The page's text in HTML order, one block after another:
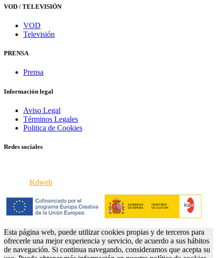
VOD / TELEVISIÓN
VOD
Televisión
PRENSA
Prensa
Información legal
Aviso Legal
Términos Legales
Politica de Cookies
Redes sociales
Kdweb
Esta página web, puede utilizar cookies propias y de terceros para
ofrecerle una mejor experiencia y servicio, de acuerdo a sus hábitos
de navegación. Si continua navegando, consideramos que acepta su